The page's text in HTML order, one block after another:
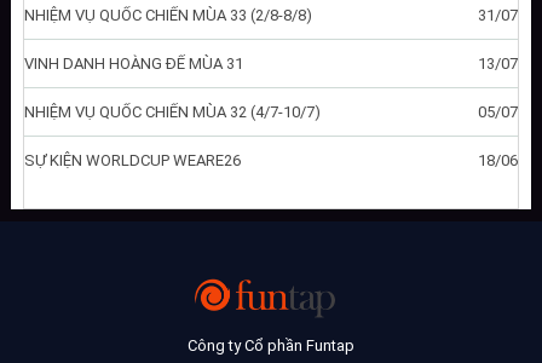
NHIỆM VỤ QUỐC CHIẾN MÙA 33 (2/8-8/8) 31/07
VINH DANH HOÀNG ĐẾ MÙA 31 13/07
NHIỆM VỤ QUỐC CHIẾN MÙA 32 (4/7-10/7) 05/07
SỰ KIỆN WORLDCUP WEARE26 18/06
Công ty Cổ phần Funtap